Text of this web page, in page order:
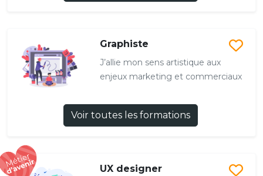
Graphiste
J’allie mon sens artistique aux
enjeux marketing et commerciaux
Voir toutes les formations
UX designer